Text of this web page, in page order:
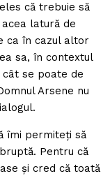
că trebuie să
latură de
ca în cazul altor
sa, în contextul
se poate de
Arsene nu
îmi permiteţi să
Pentru că
şi cred că toată